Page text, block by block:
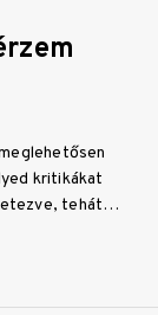
kritikákat
tehát…